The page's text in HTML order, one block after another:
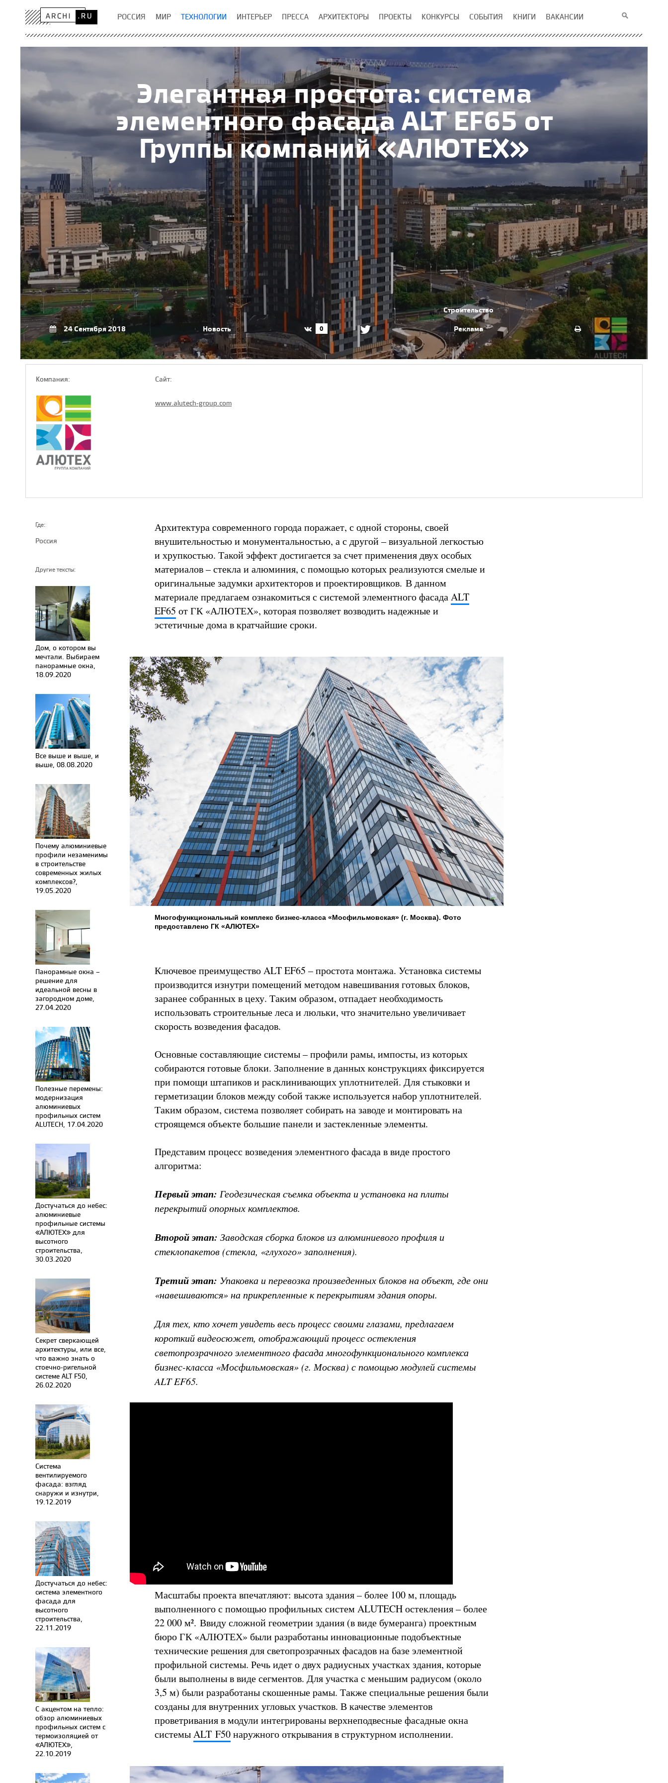
РОССИЯ МИР ТЕХНОЛОГИИ ИНТЕРЬЕР ПРЕССА АРХИТЕКТОРЫ ПРОЕКТЫ КОНКУРСЫ СОБЫТИЯ КНИГИ ВАКАНСИИ
Элегантная простота: система
элементного фасада ALT EF65 от
Группы компаний «АЛЮТЕХ»
24 Сентября 2018 Новость 0
Строительство
Реклама
Компaния: Сайт:
www.alutech-group.com
Где:
Россия
Другие тексты:
Дом, о котором вы
мечтали. Выбираем
панорамные окна,
18.09.2020
Все выше и выше, и
выше, 08.08.2020
Почему алюминиевые
профили незаменимы
в строительстве
современных жилых
комплексов?,
19.05.2020
Панорамные окна –
решение для
идеальной весны в
загородном доме,
27.04.2020
Полезные перемены:
модернизация
алюминиевых
профильных систем
ALUTECH, 17.04.2020
Достучаться до небес:
алюминиевые
профильные системы
«АЛЮТЕХ» для
высотного
строительства,
30.03.2020
Секрет сверкающей
архитектуры, или все,
что важно знать о
стоечно-ригельной
системе ALT F50,
26.02.2020
Система
вентилируемого
фасада: взгляд
снаружи и изнутри,
19.12.2019
Достучаться до небес:
система элементного
фасада для
высотного
строительства,
22.11.2019
С акцентом на тепло:
обзор алюминиевых
профильных систем с
термоизоляцией от
«АЛЮТЕХ»,
22.10.2019
Архитектура современного города поражает, с одной стороны, своей
внушительностью и монументальностью, а с другой – визуальной легкостью
и хрупкостью. Такой эффект достигается за счет применения двух особых
материалов – стекла и алюминия, с помощью которых реализуются смелые и
оригинальные задумки архитекторов и проектировщиков. В данном
материале предлагаем ознакомиться с системой элементного фасадаALT
EF65 от ГК «АЛЮТЕХ», которая позволяет возводить надежные и
эстетичные дома в кратчайшие сроки.
Многофункциональный комплекс бизнес-класса «Мосфильмовская» (г. Москва). Фото
предоставлено ГК «АЛЮТЕХ»
Ключевое преимущество ALT EF65 – простота монтажа. Установка системы
производится изнутри помещений методом навешивания готовых блоков,
заранее собранных в цеху. Таким образом, отпадает необходимость
использовать строительные леса и люльки, что значительно увеличивает
скорость возведения фасадов.
Основные составляющие системы – профили рамы, импосты, из которых
собираются готовые блоки. Заполнение в данных конструкциях фиксируется
при помощи штапиков и расклинивающих уплотнителей. Для стыковки и
герметизации блоков между собой также используется набор уплотнителей.
Таким образом, система позволяет собирать на заводе и монтировать на
строящемся объекте большие панели и застекленные элементы.
Представим процесс возведения элементного фасада в виде простого
алгоритма:
Первый этап: Геодезическая съемка объекта и установка на плиты
перекрытий опорных комплектов.
Второй этап: Заводская сборка блоков из алюминиевого профиля и
стеклопакетов (стекла, «глухого» заполнения).
Третий этап: Упаковка и перевозка произведенных блоков на объект, где они
«навешиваются» на прикрепленные к перекрытиям здания опоры.
Для тех, кто хочет увидеть весь процесс своими глазами, предлагаем
короткий видеосюжет, отображающий процесс остекления
светопрозрачного элементного фасада многофункционального комплекса
бизнес-класса «Мосфильмовская» (г. Москва) с помощью модулей системы
ALT EF65.
Масштабы проекта впечатляют: высота здания – более 100 м, площадь
выполненного с помощью профильных систем ALUTECH остекления – более
22 000 м². Ввиду сложной геометрии здания (в виде бумеранга) проектным
бюро ГК «АЛЮТЕХ» были разработаны инновационные подобъектные
технические решения для светопрозрачных фасадов на базе элементной
профильной системы. Речь идет о двух радиусных участках здания, которые
были выполнены в виде сегментов. Для участка с меньшим радиусом (около
3,5 м) были разработаны скошенные рамы. Также специальные решения были
созданы для внутренних угловых участков. В качестве элементов
проветривания в модули интегрированы верхнеподвесные фасадные окна
системыALT F50наружного открывания в структурном исполнении.